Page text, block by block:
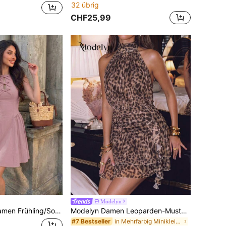
32 übrig
CHF25,99
Kleid mit geraffter Taille, A-Linie, Schleife, elegant und romantisch
Modelyn
Modelyn Damen Leoparden-Muster Rüschen-Kragen ärmelloses Mini-Kleid
#7 Bestseller in Mehrfarbig Minikleider in verschiedenen Farben